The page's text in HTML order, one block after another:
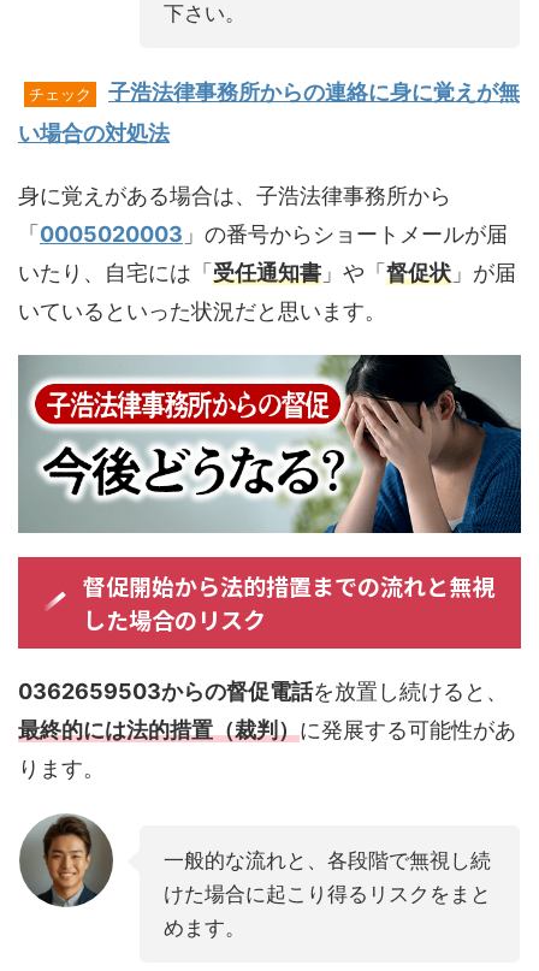
下さい。
チェック
子浩法律事務所からの連絡に身に覚えが無
い場合の対処法
身に覚えがある場合は、子浩法律事務所から
「 0005020003 」の番号からショートメールが届
いたり、自宅には「 受任通知書 」や「 督促状 」が届
いているといった状況だと思います。
督促開始から法的措置までの流れと無視
した場合のリスク
0362659503からの督促電話を放置し続けると、
最終的には法的措置（裁判）に発展する可能性があ
ります。
一般的な流れと、各段階で無視し続
けた場合に起こり得るリスクをまと
めます。